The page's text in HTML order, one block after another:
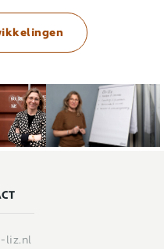
liz.nl